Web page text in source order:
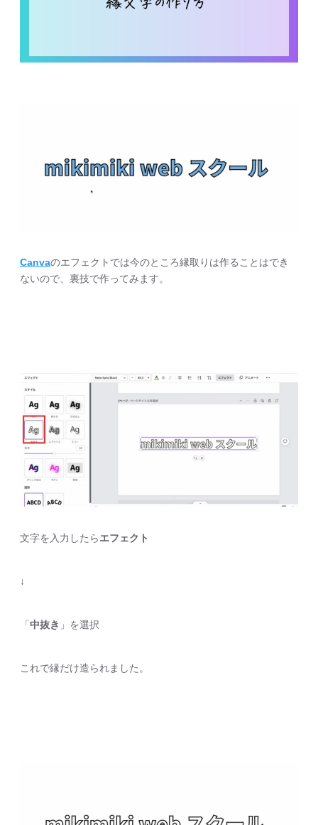
Canvaのエフェクトでは今のところ縁取りは作ることはでき
ないので、裏技で作ってみます。
文字を入力したらエフェクト
↓
「 中抜き 」を選択
これで縁だけ造られました。